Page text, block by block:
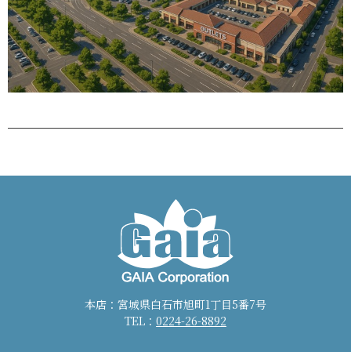
本店：宮城県白石市旭町1丁目5番7号
TEL： 0224-26-8892